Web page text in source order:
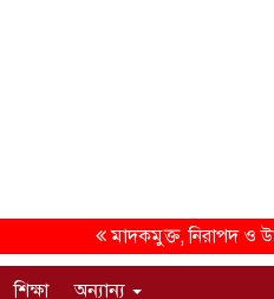
মাদকমুক্ত, নিরাপদ ও উন্নত
শিক্ষা অন্যান্য